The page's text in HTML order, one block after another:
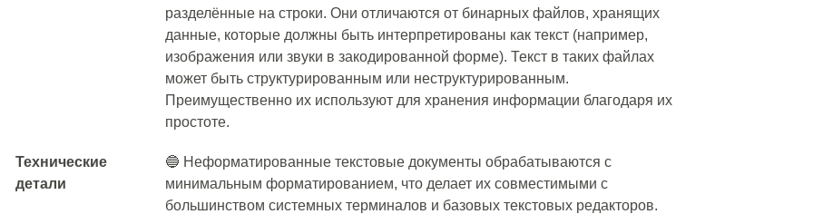
разделённые на строки. Они отличаются от бинарных файлов, хранящих
данные, которые должны быть интерпретированы как текст (например,
изображения или звуки в закодированной форме). Текст в таких файлах
может быть структурированным или неструктурированным.
Преимущественно их используют для хранения информации благодаря их
простоте.
Технические
детали
🔵 Неформатированные текстовые документы обрабатываются с
минимальным форматированием, что делает их совместимыми с
большинством системных терминалов и базовых текстовых редакторов.